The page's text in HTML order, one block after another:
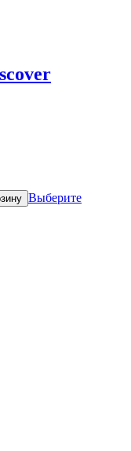
Выберите